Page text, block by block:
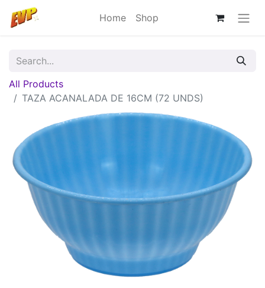
Home Shop
All Products
TAZA ACANALADA DE 16CM (72 UNDS)